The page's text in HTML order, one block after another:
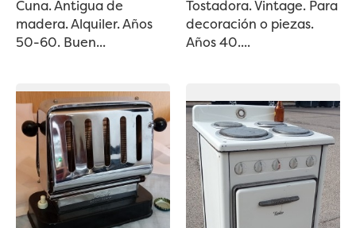
Cuna. Antigua de
madera. Alquiler. Años
50-60. Buen...
Tostadora. Vintage. Para
decoración o piezas.
Años 40....